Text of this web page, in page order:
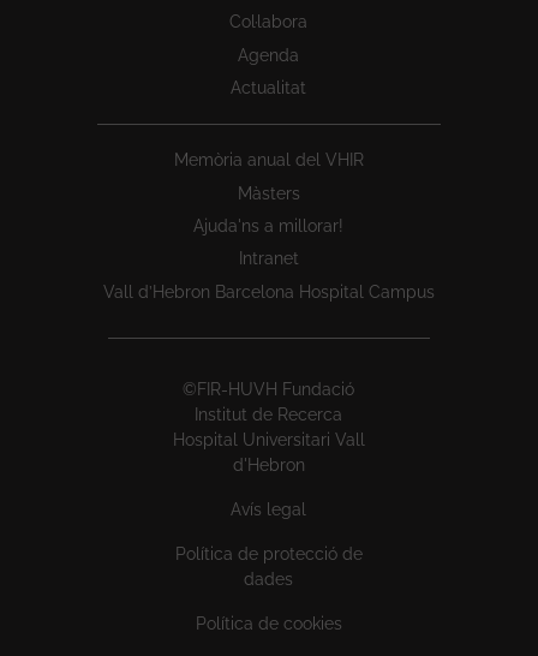
Col·labora
Agenda
Actualitat
Memòria anual del VHIR
Màsters
Ajuda'ns a millorar!
Intranet
Vall d’Hebron Barcelona Hospital Campus
©FIR-HUVH Fundació
Institut de Recerca
Hospital Universitari Vall
d'Hebron
Avís legal
Política de protecció de
dades
Política de cookies